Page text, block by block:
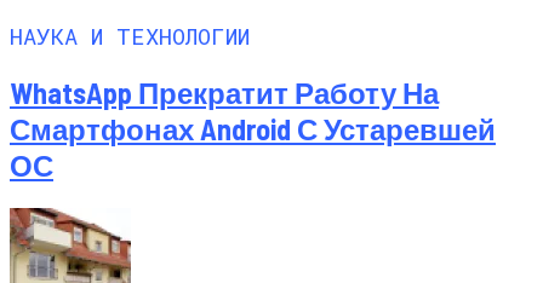
НАУКА И ТЕХНОЛОГИИ
WhatsApp Прекратит Работу На
Смартфонах Android С Устаревшей
ОС